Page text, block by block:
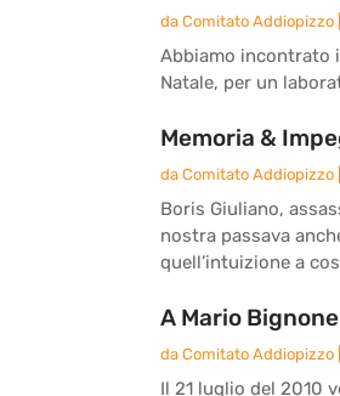
da Comitato Addiopizzo
Abbiamo incontrato i
Natale, per un
Memoria &
da Comitato Addiopizzo
Boris Giuliano,
nostra passava
quell’intuizione a
A Mario
da Comitato Addiopizzo
Il 21 luglio del 2010